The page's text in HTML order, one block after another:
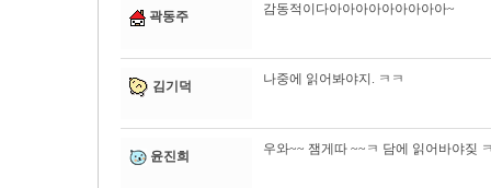
곽동주 감동적이다아아아아아아아아아~
김기덕 나중에 읽어봐야지. ㅋㅋ
윤진희 우와~~ 잼게따 ~~ㅋ 담에 읽어바야짖